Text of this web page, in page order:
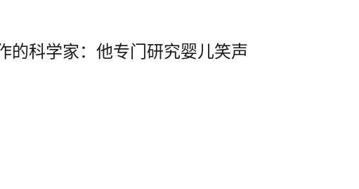
的科学家：他专门研究婴儿笑声